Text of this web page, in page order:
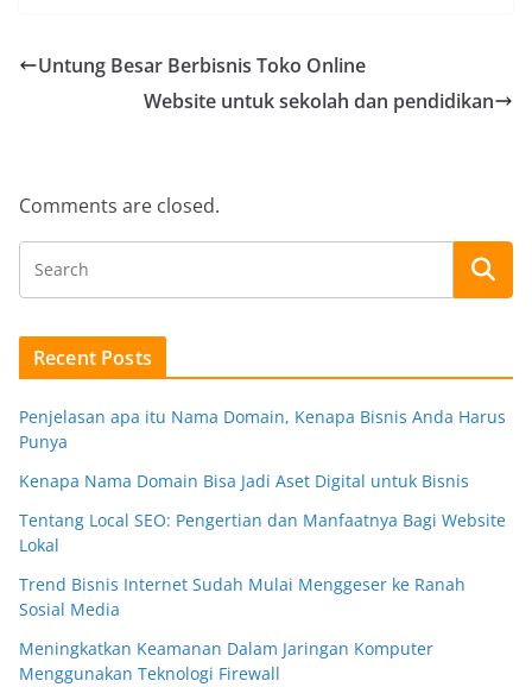
Untung Besar Berbisnis Toko Online
Website untuk sekolah dan pendidikan
Comments are closed.
Recent Posts
Penjelasan apa itu Nama Domain, Kenapa Bisnis Anda Harus
Punya
Kenapa Nama Domain Bisa Jadi Aset Digital untuk Bisnis
Tentang Local SEO: Pengertian dan Manfaatnya Bagi Website
Lokal
Trend Bisnis Internet Sudah Mulai Menggeser ke Ranah
Sosial Media
Meningkatkan Keamanan Dalam Jaringan Komputer
Menggunakan Teknologi Firewall